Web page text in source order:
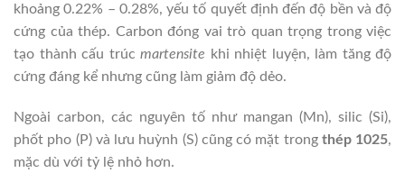
khoảng 0.22% – 0.28%, yếu tố quyết định đến độ bền và độ
cứng của thép. Carbon đóng vai trò quan trọng trong việc
tạo thành cấu trúc martensite khi nhiệt luyện, làm tăng độ
cứng đáng kể nhưng cũng làm giảm độ dẻo.
Ngoài carbon, các nguyên tố như mangan (Mn), silic (Si),
phốt pho (P) và lưu huỳnh (S) cũng có mặt trong thép 1025,
mặc dù với tỷ lệ nhỏ hơn.